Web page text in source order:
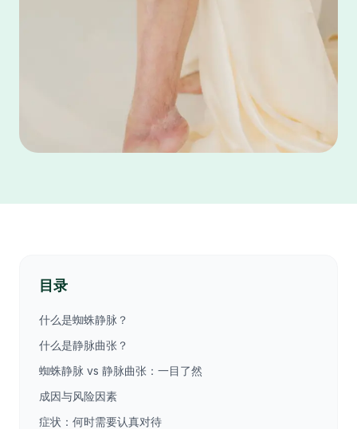
目录
什么是蜘蛛静脉？
什么是静脉曲张？
蜘蛛静脉 vs 静脉曲张：一目了然
成因与风险因素
症状：何时需要认真对待